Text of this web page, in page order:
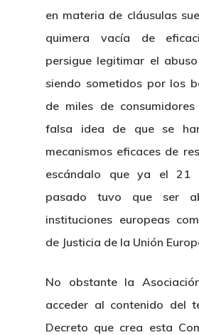
en materia de cláusulas
quimera vacía de
persigue legitimar el
siendo sometidos por los
de miles de
falsa idea de que se
mecanismos eficaces de
escándalo que ya el 21
pasado tuvo que ser
instituciones europeas
de Justicia de la Unión
No obstante la
acceder al contenido del
Decreto que crea esta